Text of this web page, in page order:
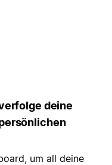
deine
um all deine